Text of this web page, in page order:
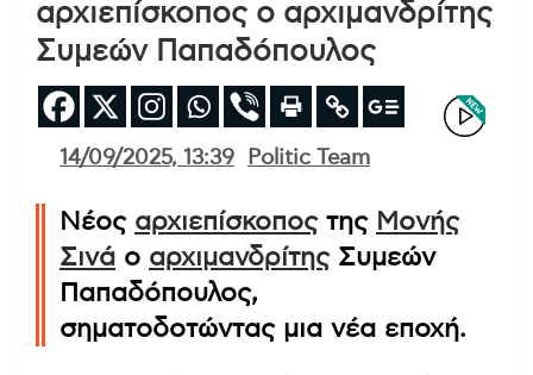
αρχιεπίσκοπος ο αρχιμανδρίτης
Συμεών Παπαδόπουλος
14/09/2025, 13:39 Politic Team
Νέος αρχιεπίσκοποςτης Μονής
Σινά ο αρχιμανδρίτηςΣυμεών
Παπαδόπουλος,
σηματοδοτώντας μια νέα εποχή.